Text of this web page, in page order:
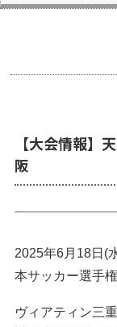
【大会情報】
阪
2025年6月18日(
本サッカー選手
ヴィアティン三